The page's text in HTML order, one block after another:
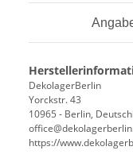
DekolagerBerlin
Yorckstr. 43
10965 - Berlin,
https://